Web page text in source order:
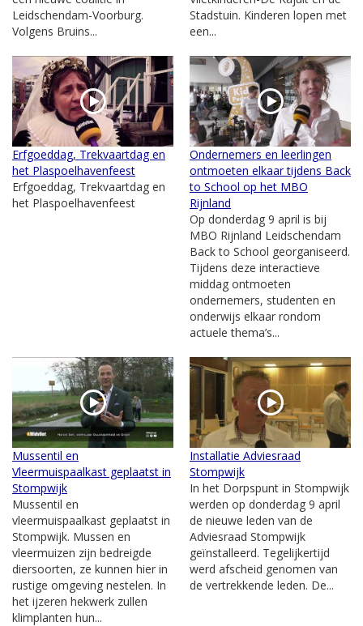
Leidschendam-Voorburg.
Volgens Bruins...
Stadstuin. Kinderen lopen met
een...
Erfgoeddag, Trekvaartdag en
het Plaspoelhavenfeest
Erfgoeddag, Trekvaartdag en
het Plaspoelhavenfeest
Ondernemers en leerlingen
ontmoeten elkaar tijdens Back
to School op het MBO
Rijnland
Op donderdag 9 april is bij
MBO Rijnland Leidschendam
Back to School georganiseerd.
Tijdens deze interactieve
middag ontmoeten
ondernemers, studenten en
onderwijs elkaar rondom
actuele thema’s...
Mussentil en
Vleermuispaalkast geplaatst in
Stompwijk
Mussentil en
vleermuispaalkast geplaatst in
Stompwijk. Mussen en
vleermuizen zijn bedreigde
diersoorten, ze kunnen hier in
rustige omgeving nestelen. In
het ijzeren hekwerk zullen
klimplanten hun...
Installatie Adviesraad
Stompwijk
In het Dorpspunt in Stompwijk
werden op donderdag 9 april
de nieuwe leden van de
Adviesraad Stompwijk
geïnstalleerd. Tegelijkertijd
werd afscheid genomen van
de vertrekkende leden. De...